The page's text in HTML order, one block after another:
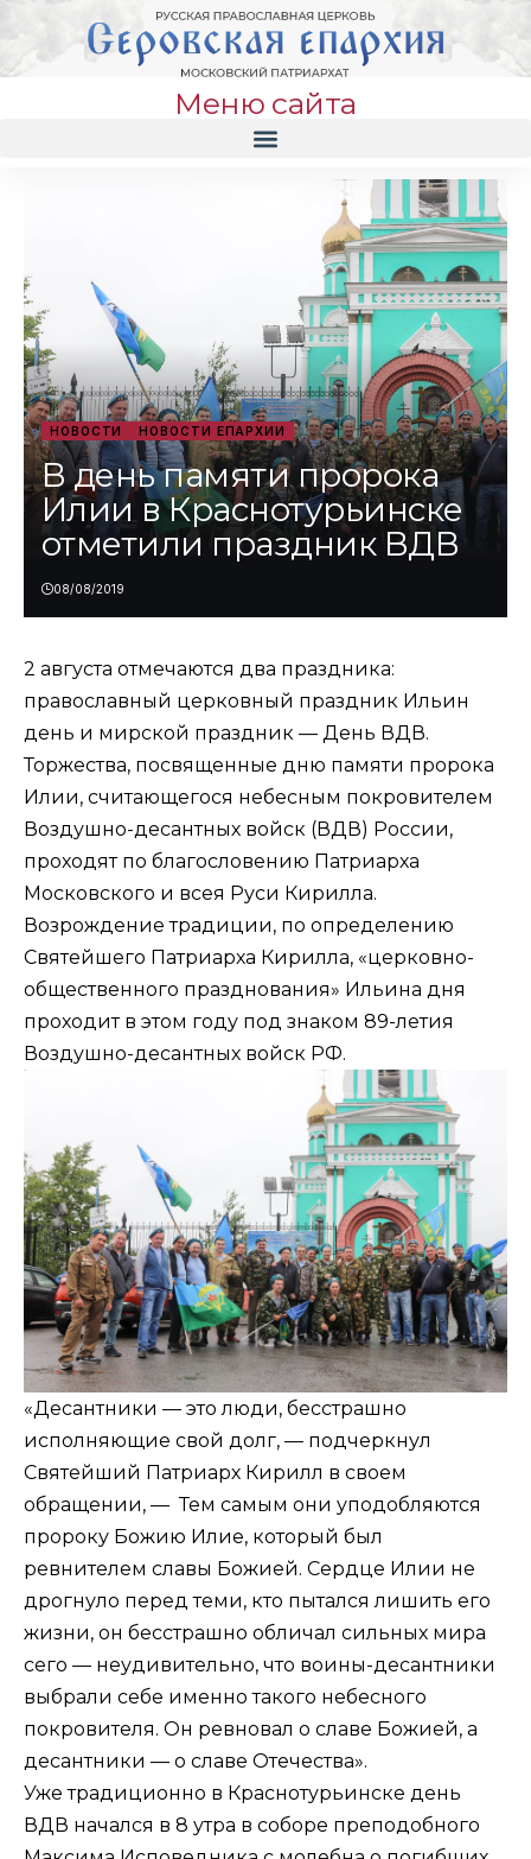
Меню сайта
НОВОСТИ НОВОСТИ ЕПАРХИИ
В день памяти пророка
Илии в Краснотурьинске
отметили праздник ВДВ
08/08/2019
2 августа отмечаются два праздника:
православный церковный праздник Ильин
день и мирской праздник — День ВДВ.
Торжества, посвященные дню памяти пророка
Илии, считающегося небесным покровителем
Воздушно-десантных войск (ВДВ) России,
проходят по благословению Патриарха
Московского и всея Руси Кирилла.
Возрождение традиции, по определению
Святейшего Патриарха Кирилла, «церковно-
общественного празднования» Ильина дня
проходит в этом году под знаком 89-летия
Воздушно-десантных войск РФ.
«Десантники — это люди, бесстрашно
исполняющие свой долг, — подчеркнул
Святейший Патриарх Кирилл в своем
обращении, — Тем самым они уподобляются
пророку Божию Илие, который был
ревнителем славы Божией. Сердце Илии не
дрогнуло перед теми, кто пытался лишить его
жизни, он бесстрашно обличал сильных мира
сего — неудивительно, что воины-десантники
выбрали себе именно такого небесного
покровителя. Он ревновал о славе Божией, а
десантники — о славе Отечества».
Уже традиционно в Краснотурьинске день
ВДВ начался в 8 утра в соборе преподобного